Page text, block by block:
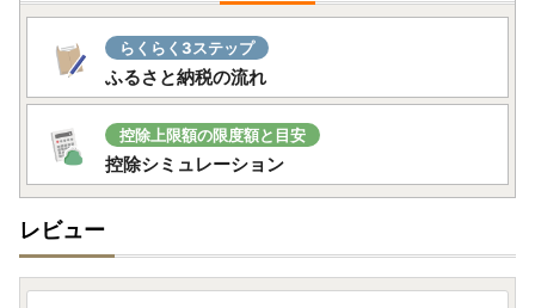
らくらく3ステップ
ふるさと納税の流れ
控除上限額の限度額と目安
控除シミュレーション
レビュー